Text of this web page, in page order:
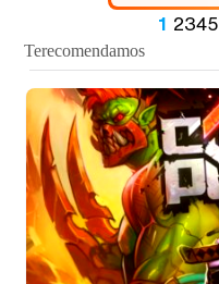
1 2345